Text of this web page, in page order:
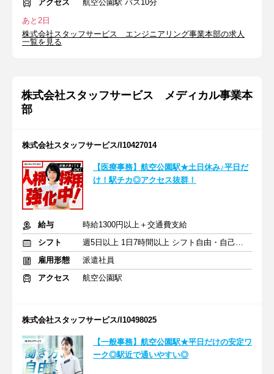
アクセス
航空公園駅 バス10分
あと2日
株式会社スタッフサービス エンジニアリング事業本部の求人
一覧を見る
株式会社スタッフサービス メディカル事業本
部
株式会社スタッフサービス/I10427014
【医療事務】航空公園駅★土日休み♪平日だ
け！駅チカ◎アクセス抜群！
給与
時給1300円以上＋交通費支給
シフト
週5日以上 1日7時間以上 シフト自由・自己申告
雇用形態
派遣社員
アクセス
航空公園駅
株式会社スタッフサービス/I10498025
【一般事務】航空公園駅★平日だけの安定ワ
ーク◎駅近で通いやすい◎